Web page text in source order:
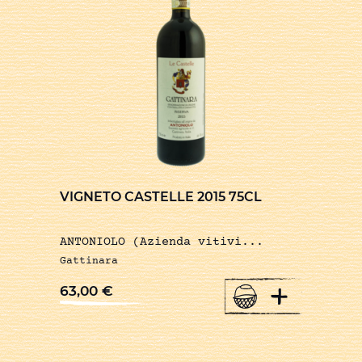
VIGNETO CASTELLE 2015 75CL
ANTONIOLO (Azienda vitivi...
Gattinara
63,00€ +